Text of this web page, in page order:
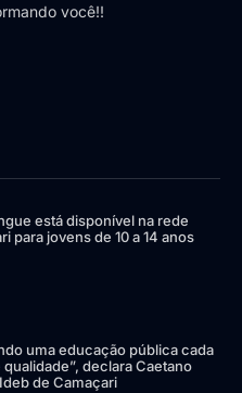
você!!
está disponível na rede
para jovens de 10 a 14 anos
uma educação pública cada
declara Caetano
de Camaçari